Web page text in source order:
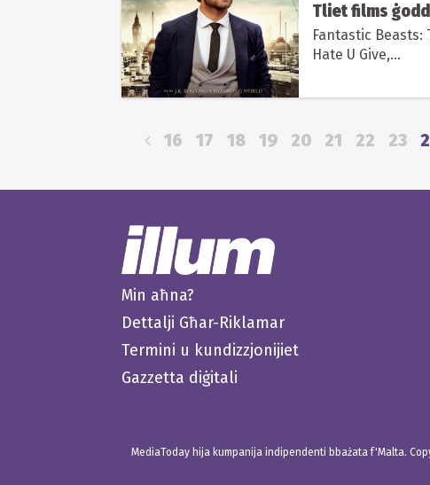
Tliet films
Fantastic Beasts:
Hate U Give,...
16 17 18 19 20 21 22 23
Min aħna?
Dettalji Għar-Riklamar
Termini u kundizzjonijiet
Gazzetta diġitali
MediaToday hija kumpanija indipendenti bbażata f'Malta.